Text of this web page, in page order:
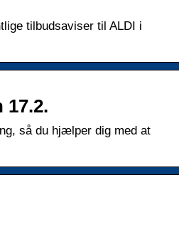
tilbudsaviser til ALDI i
så du hjælper dig med at